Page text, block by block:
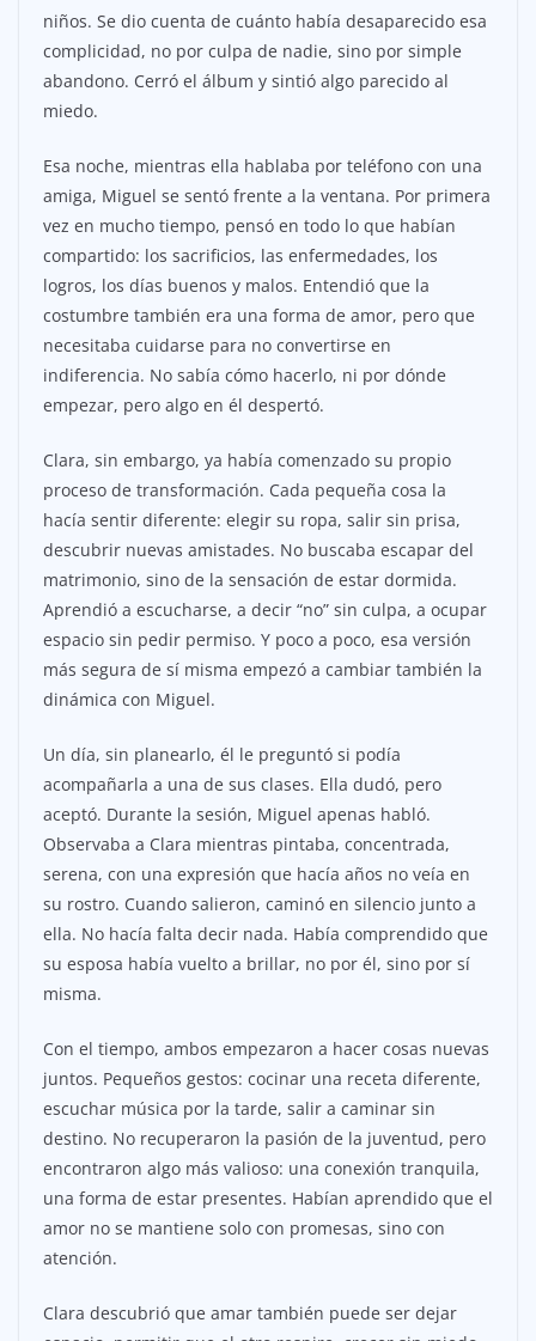
niños. Se dio cuenta de cuánto había desaparecido esa
complicidad, no por culpa de nadie, sino por simple
abandono. Cerró el álbum y sintió algo parecido al
miedo.
Esa noche, mientras ella hablaba por teléfono con una
amiga, Miguel se sentó frente a la ventana. Por primera
vez en mucho tiempo, pensó en todo lo que habían
compartido: los sacrificios, las enfermedades, los
logros, los días buenos y malos. Entendió que la
costumbre también era una forma de amor, pero que
necesitaba cuidarse para no convertirse en
indiferencia. No sabía cómo hacerlo, ni por dónde
empezar, pero algo en él despertó.
Clara, sin embargo, ya había comenzado su propio
proceso de transformación. Cada pequeña cosa la
hacía sentir diferente: elegir su ropa, salir sin prisa,
descubrir nuevas amistades. No buscaba escapar del
matrimonio, sino de la sensación de estar dormida.
Aprendió a escucharse, a decir “no” sin culpa, a ocupar
espacio sin pedir permiso. Y poco a poco, esa versión
más segura de sí misma empezó a cambiar también la
dinámica con Miguel.
Un día, sin planearlo, él le preguntó si podía
acompañarla a una de sus clases. Ella dudó, pero
aceptó. Durante la sesión, Miguel apenas habló.
Observaba a Clara mientras pintaba, concentrada,
serena, con una expresión que hacía años no veía en
su rostro. Cuando salieron, caminó en silencio junto a
ella. No hacía falta decir nada. Había comprendido que
su esposa había vuelto a brillar, no por él, sino por sí
misma.
Con el tiempo, ambos empezaron a hacer cosas nuevas
juntos. Pequeños gestos: cocinar una receta diferente,
escuchar música por la tarde, salir a caminar sin
destino. No recuperaron la pasión de la juventud, pero
encontraron algo más valioso: una conexión tranquila,
una forma de estar presentes. Habían aprendido que el
amor no se mantiene solo con promesas, sino con
atención.
Clara descubrió que amar también puede ser dejar